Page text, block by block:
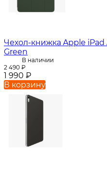
Чехол-книжка Apple iPad
Green
В наличии
2 490 ₽
1 990 ₽
В корзину